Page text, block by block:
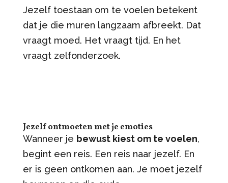
Jezelf toestaan om te voelen betekent
dat je die muren langzaam afbreekt. Dat
vraagt moed. Het vraagt tijd. En het
vraagt zelfonderzoek.
Jezelf ontmoeten met je emoties
Wanneer je bewust kiest om te voelen,
begint een reis. Een reis naar jezelf. En
er is geen ontkomen aan. Je moet jezelf